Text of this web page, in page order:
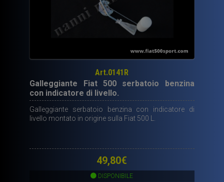
Art.0141R
Galleggiante Fiat 500 serbatoio benzina
con indicatore di livello.
Galleggiante serbatoio benzina con indicatore di
livello montato in origine sulla Fiat 500 L.
49,80€
DISPONIBILE